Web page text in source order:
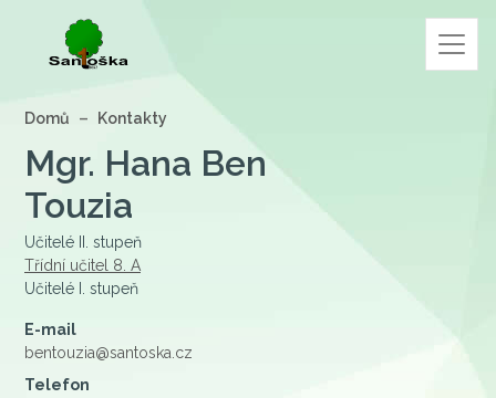
Domů Kontakty
Mgr. Hana Ben
Touzia
Učitelé II. stupeň
Třídní učitel 8. A
Učitelé I. stupeň
E-mail
bentouzia@santoska.cz
Telefon